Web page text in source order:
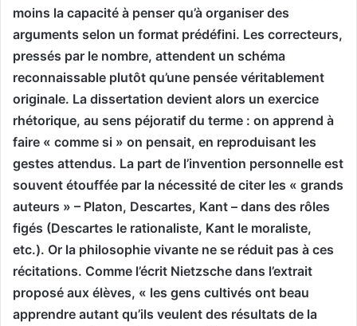
moins la capacité à penser qu’à organiser des
arguments selon un format prédéfini. Les correcteurs,
pressés par le nombre, attendent un schéma
reconnaissable plutôt qu’une pensée véritablement
originale. La dissertation devient alors un exercice
rhétorique, au sens péjoratif du terme : on apprend à
faire « comme si » on pensait, en reproduisant les
gestes attendus. La part de l’invention personnelle est
souvent étouffée par la nécessité de citer les « grands
auteurs » – Platon, Descartes, Kant – dans des rôles
figés (Descartes le rationaliste, Kant le moraliste,
etc.). Or la philosophie vivante ne se réduit pas à ces
récitations. Comme l’écrit Nietzsche dans l’extrait
proposé aux élèves, « les gens cultivés ont beau
apprendre autant qu’ils veulent des résultats de la